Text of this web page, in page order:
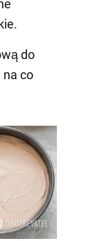
do
na co